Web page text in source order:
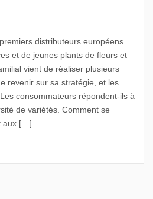
distributeurs européens
et de jeunes plants de fleurs et
vient de réaliser plusieurs
revenir sur sa stratégie, et les
consommateurs répondent-ils à
de variétés. Comment se
aux […]